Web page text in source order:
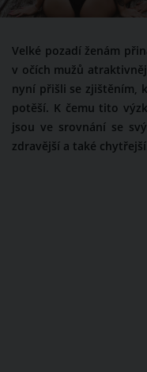
Velké pozadí ženám
v očích mužů
nyní přišli se zjištěním,
potěší. K čemu tito
jsou ve srovnání se
zdravější a také